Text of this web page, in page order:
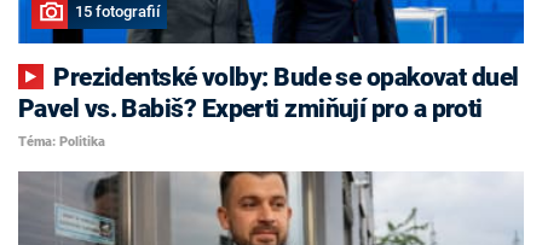
15 fotografií
Pavel vs. Babiš? Experti zmiňují pro a proti
Téma: Politika